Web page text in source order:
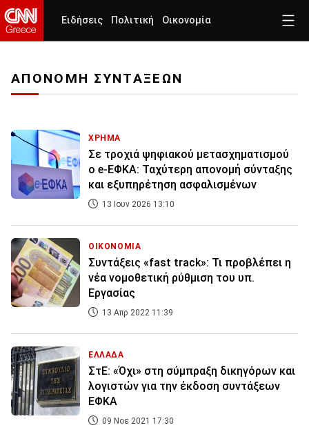
Ειδήσεις Πολιτική Οικονομία
ΑΠΟΝΟΜΗ ΣΥΝΤΑΞΕΩΝ
ΧΡΗΜΑ
Σε τροχιά ψηφιακού μετασχηματισμού
ο e-ΕΦΚΑ: Ταχύτερη απονομή σύνταξης
και εξυπηρέτηση ασφαλισμένων
13 Ιουν 2026 13:10
ΟΙΚΟΝΟΜΙΑ
Συντάξεις «fast track»: Τι προβλέπει η
νέα νομοθετική ρύθμιση του υπ.
Εργασίας
13 Απρ 2022 11:39
ΕΛΛΑΔΑ
ΣτΕ: «Όχι» στη σύμπραξη δικηγόρων και
λογιστών για την έκδοση συντάξεων
ΕΦΚΑ
09 Νοε 2021 17:30